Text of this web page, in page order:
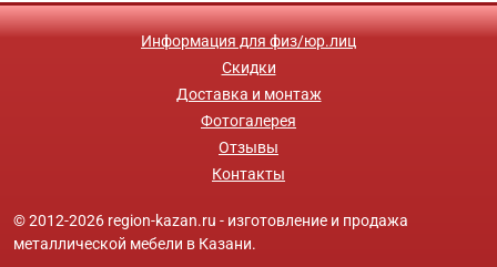
Информация для физ/юр.лиц
Скидки
Доставка и монтаж
Фотогалерея
Отзывы
Контакты
© 2012-2026 region-kazan.ru - изготовление и продажа
металлической мебели в Казани.